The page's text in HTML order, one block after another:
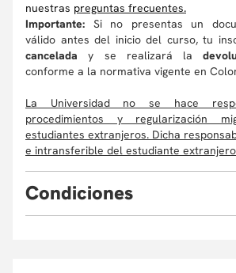
nuestras preguntas frecuentes.
Importante: Si no presentas un
válido antes del inicio del curso, tu
canceladay se realizará la
conforme a la normativa vigente en
La Universidad no se hace
procedimientos y regularización
estudiantes extranjeros. Dicha
e intransferible del estudiante
Condiciones